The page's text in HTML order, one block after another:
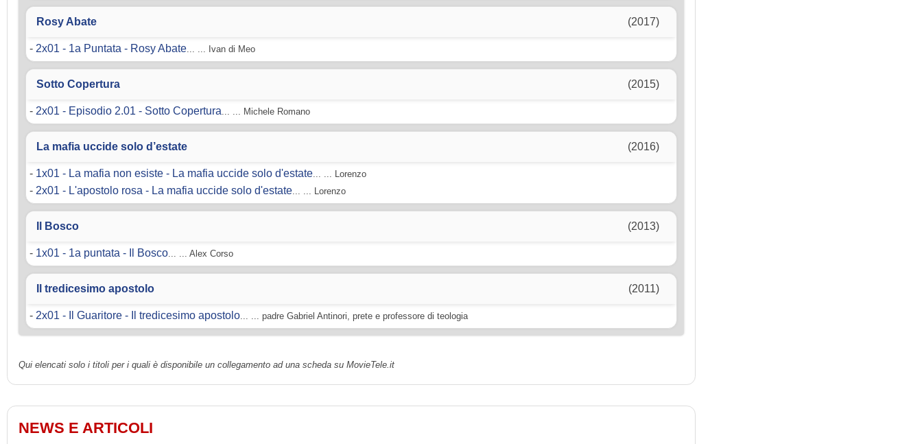
Rosy Abate (2017)
- 2x01 - 1a Puntata - Rosy Abate... ... Ivan di Meo
Sotto Copertura (2015)
- 2x01 - Episodio 2.01 - Sotto Copertura... ... Michele Romano
La mafia uccide solo d’estate (2016)
- 1x01 - La mafia non esiste - La mafia uccide solo d'estate... ... Lorenzo
- 2x01 - L'apostolo rosa - La mafia uccide solo d'estate... ... Lorenzo
Il Bosco (2013)
- 1x01 - 1a puntata - Il Bosco... ... Alex Corso
Il tredicesimo apostolo (2011)
- 2x01 - Il Guaritore - Il tredicesimo apostolo... ... padre Gabriel Antinori, prete e professore di teologia
Qui elencati solo i titoli per i quali è disponibile un collegamento ad una scheda su MovieTele.it
NEWS E ARTICOLI